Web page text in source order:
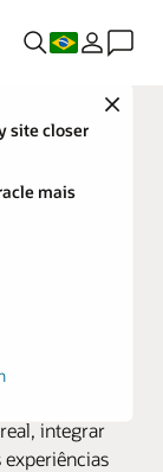
Close
site closer
mais
​​e
integrar